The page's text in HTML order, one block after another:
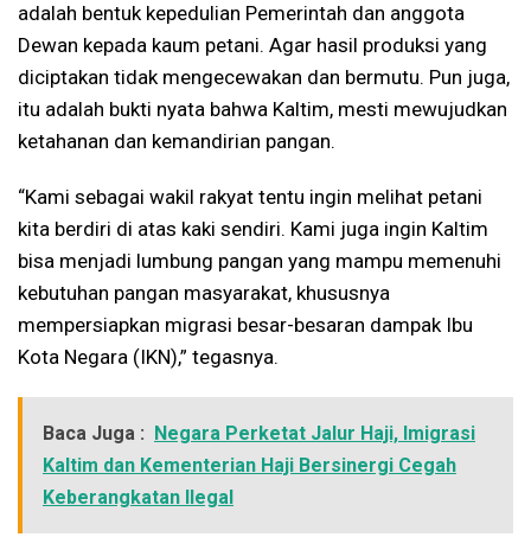
adalah bentuk kepedulian Pemerintah dan anggota
Dewan kepada kaum petani. Agar hasil produksi yang
diciptakan tidak mengecewakan dan bermutu. Pun juga,
itu adalah bukti nyata bahwa Kaltim, mesti mewujudkan
ketahanan dan kemandirian pangan.
“Kami sebagai wakil rakyat tentu ingin melihat petani
kita berdiri di atas kaki sendiri. Kami juga ingin Kaltim
bisa menjadi lumbung pangan yang mampu memenuhi
kebutuhan pangan masyarakat, khususnya
mempersiapkan migrasi besar-besaran dampak Ibu
Kota Negara (IKN),” tegasnya.
Baca Juga :
Negara Perketat Jalur Haji, Imigrasi
Kaltim dan Kementerian Haji Bersinergi Cegah
Keberangkatan Ilegal